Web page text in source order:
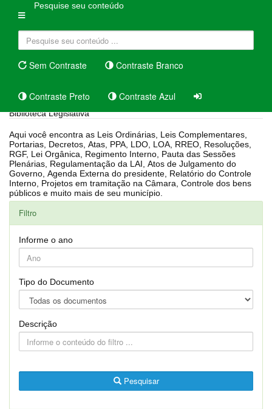
Pesquise seu conteúdo
Sem Contraste Contraste Branco
Contraste Preto Contraste Azul
Biblioteca Legislativa
Aqui você encontra as Leis Ordinárias, Leis Complementares,
Portarias, Decretos, Atas, PPA, LDO, LOA, RREO, Resoluções,
RGF, Lei Orgânica, Regimento Interno, Pauta das Sessões
Plenárias, Regulamentação da LAI, Atos de Julgamento do
Governo, Agenda Externa do presidente, Relatório do Controle
Interno, Projetos em tramitação na Câmara, Controle dos bens
públicos e muito mais de seu município.
Filtro
Informe o ano
Tipo do Documento
Descrição
Pesquisar